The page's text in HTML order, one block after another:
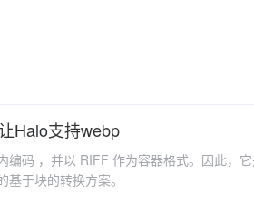
Halo支持webp
码 ，并以 RIFF 作为容器格式。因此，
于块的转换方案。